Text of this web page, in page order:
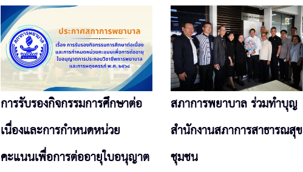
การรับรองกิจกรรมการศึกษาต่อ
เนื่องและการกำหนดหน่วย
คะแนนเพื่อการต่ออายุใบอนุญาต
สภาการพยาบาล ร่วมทำบุญ
สำนักงานสภาการสาธารณสุข
ชุมชน